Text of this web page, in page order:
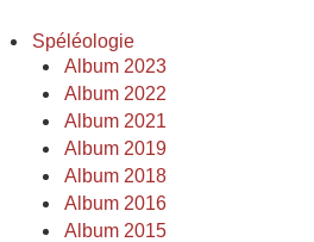
Spéléologie
Album 2023
Album 2022
Album 2021
Album 2019
Album 2018
Album 2016
Album 2015